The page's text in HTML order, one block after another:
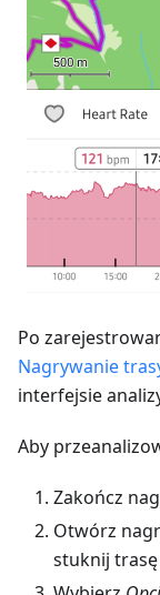
Po
Nagrywanie
interfejsie
Aby
Zakończ
Otwórz
stuknij